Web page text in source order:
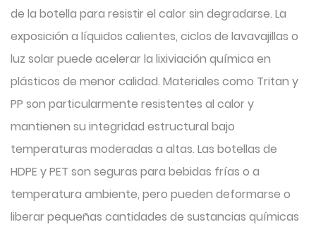
de la botella para resistir el calor sin degradarse. La
exposición a líquidos calientes, ciclos de lavavajillas o
luz solar puede acelerar la lixiviación química en
plásticos de menor calidad. Materiales como Tritan y
PP son particularmente resistentes al calor y
mantienen su integridad estructural bajo
temperaturas moderadas a altas. Las botellas de
HDPE y PET son seguras para bebidas frías o a
temperatura ambiente, pero pueden deformarse o
liberar pequeñas cantidades de sustancias químicas